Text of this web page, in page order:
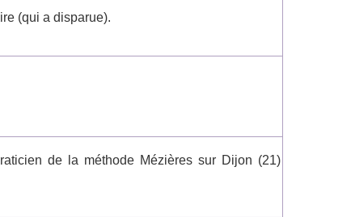
(qui a disparue).
de la méthode Mézières sur Dijon (21)